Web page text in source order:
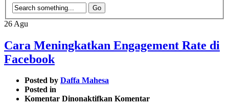
26 Agu
Cara Meningkatkan Engagement Rate di
Facebook
Posted by Daffa Mahesa
Posted in
Komentar Dinonaktifkan pada
Komentar